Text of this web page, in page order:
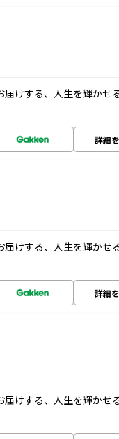
けする、人生を輝かせ
詳細
けする、人生を輝かせ
詳細
けする、人生を輝かせ